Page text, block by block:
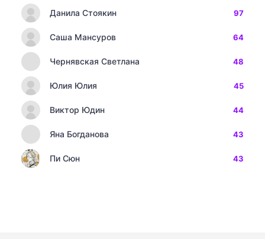
Данила Стоякин 97
Саша Мансуров 64
Чернявская Светлана 48
Юлия Юлия 45
Виктор Юдин 44
Яна Богданова 43
Пи Сюн 43